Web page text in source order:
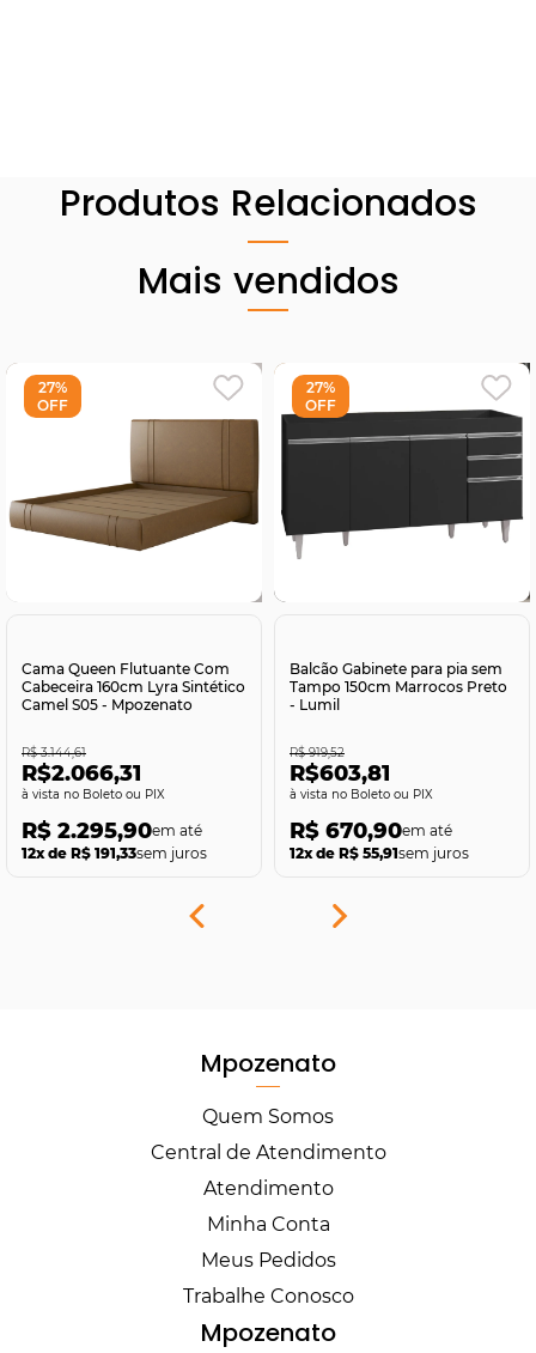
Produtos Relacionados
Mais vendidos
27%
OFF
Cama Queen Flutuante Com
Cabeceira 160cm Lyra Sintético
Camel S05 - Mpozenato
R$2.066,31
no Boleto ou PIX
R$ 3.144,61
R$ 2.295,90
12x de R$ 191,33sem juros
27%
OFF
Balcão Gabinete para pia sem
Tampo 150cm Marrocos Preto
- Lumil
R$603,81
no Boleto ou PIX
R$ 919,52
R$ 670,90
12x de R$ 55,91sem juros
Mpozenato
Quem Somos
Central de Atendimento
Atendimento
Minha Conta
Meus Pedidos
Trabalhe Conosco
Mpozenato